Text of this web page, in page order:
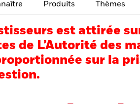
Produits Thèmes
est attirée
de L’Autorité des
sur la